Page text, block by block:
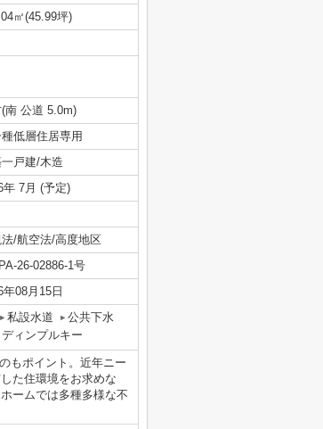
㎡(45.99坪)
南 公道 5.0m)
低層住居専用
戸建/木造
年 7月 (予定)
/航空法/高度地区
26-02886-1号
年08月15日
私設水道
公共下水
ディンプルキー
もポイント。近年ニー
た住環境をお求めな
ームでは多種多様な不